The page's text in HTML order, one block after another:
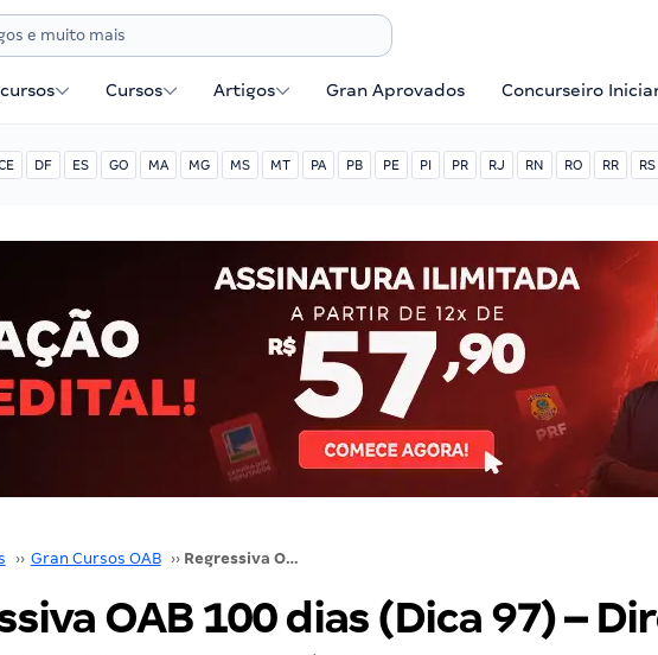
Cursos Artigos Gran Aprovados Concurseiro
DF ES GO MA MG MS MT PA PB PE PI PR RJ RN RO RR RS
›› Gran Cursos OAB ›› Regressiva OAB 100 dias (Dica 97) – Direito Penal: Professor José Carlos
OAB 100 dias (Dica 97) –